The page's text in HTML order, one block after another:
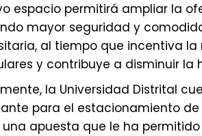
espacio permitirá ampliar la
mayor seguridad y
al tiempo que incentiva
y contribuye a disminuir la
la Universidad Distrital
para el estacionamiento
una apuesta que le ha